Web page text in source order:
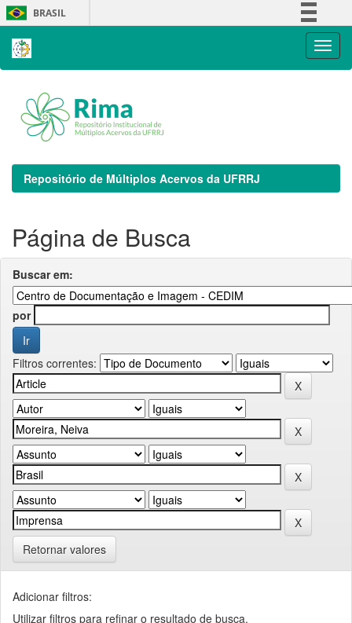
Skip
navigation
BRASIL
Repositório de Múltiplos Acervos da UFRRJ
Página de Busca
Buscar em:
por
Filtros correntes:
Retornar valores
Adicionar filtros:
Utilizar filtros para refinar o resultado de busca.